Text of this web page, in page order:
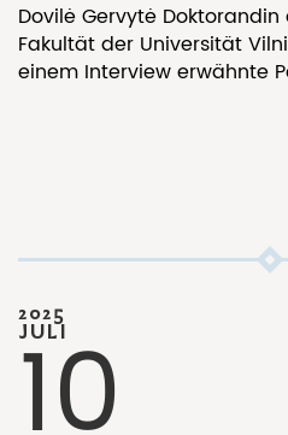
Dovilė Gervytė
Fakultät der Universität
einem Interview erwähnte
2025
JULI
10